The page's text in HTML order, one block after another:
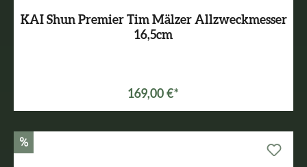
KAI Shun Premier Tim Mälzer Allzweckmesser
16,5cm
169,00 €*
%